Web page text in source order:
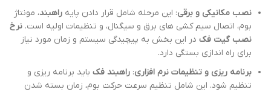
نصب مکانیکی و برقی: این مرحله شامل قرار دادن پایه راهبند، مونتاژ
بوم، اتصال سیم کشی های برق و سیگنال، و تنظیمات اولیه است. نرخ
نصب گیت فک در این بخش به پیچیدگی سیستم و زمان مورد نیاز
برای راه اندازی بستگی دارد.
برنامه ریزی و تنظیمات نرم افزاری: راهبند فک باید برنامه ریزی و
تنظیم شود. این شامل تنظیم سرعت حرکت بوم، زمان بسته شدن